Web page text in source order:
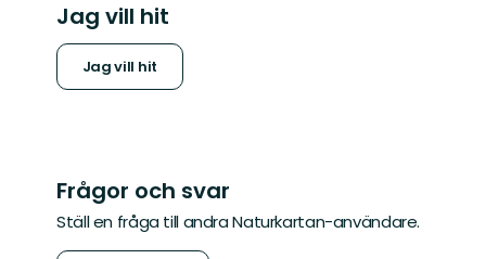
Jag vill hit
Jag vill hit
Frågor och svar
Ställ en fråga till andra Naturkartan-användare.